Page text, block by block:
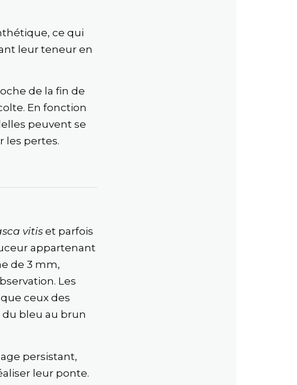
ce qui
leur teneur en
de la fin de
En fonction
peuvent se
les pertes.
vitiset parfois
appartenant
de 3 mm,
Les
ceux des
bleu au brun
persistant,
leur ponte.